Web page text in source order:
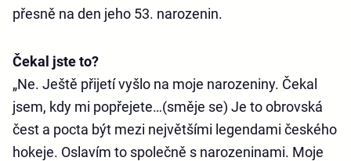
přesně na den jeho 53. narozenin.
Čekal jste to?
„Ne. Ještě přijetí vyšlo na moje narozeniny. Čekal
jsem, kdy mi popřejete…(směje se) Je to obrovská
čest a pocta být mezi největšími legendami českého
hokeje. Oslavím to společně s narozeninami. Moje